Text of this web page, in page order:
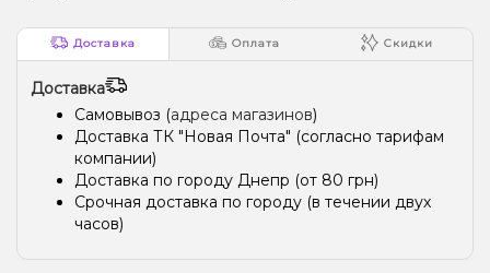
Доставка Оплата Скидки
Доставка
Самовывоз (адреса магазинов)
Доставка ТК "Новая Почта" (согласно тарифам
компании)
Доставка по городу Днепр (от 80 грн)
Срочная доставка по городу (в течении двух
часов)